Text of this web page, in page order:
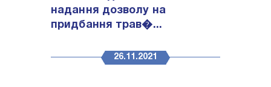
надання дозволу на
придбання трав�...
26.11.2021